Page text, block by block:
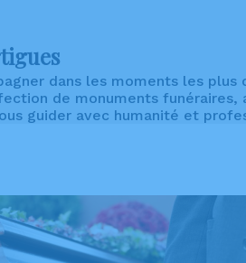
dans les moments les plus
de monuments funéraires,
guider avec humanité et